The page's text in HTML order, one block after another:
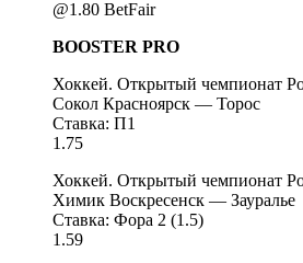
@1.80 BetFair
BOOSTER PRO
Хоккей. Открытый чемпионат
Сокол Красноярск — Торос
Ставка: П1
1.75
Хоккей. Открытый чемпионат
Химик Воскресенск — Зауралье
Ставка: Фора 2 (1.5)
1.59